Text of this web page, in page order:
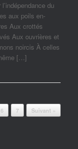
du
aux poils en-
Aux crottés
Aux ouvrières et
noircis À celles
[…]
6 7 Suivant »